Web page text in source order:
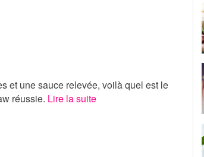
et une sauce relevée, voilà quel est le
réussie. Lire la suite